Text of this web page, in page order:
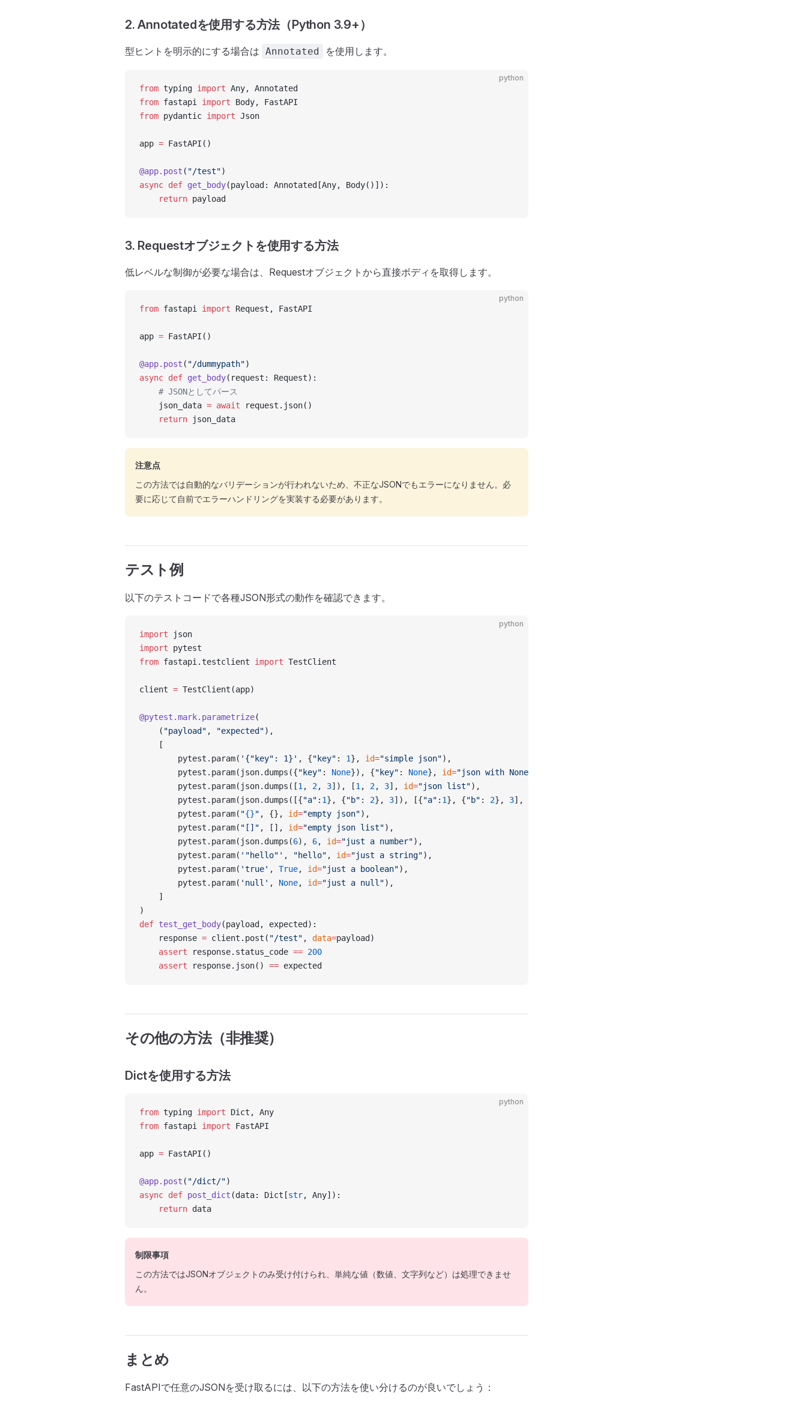
2. Annotatedを使用する方法（Python 3.9+）
型ヒントを明示的にする場合は Annotated を使用します。
python
from typing import Any, Annotated
from fastapi import Body, FastAPI
from pydantic import Json
app = FastAPI()
@app.post ( "/test")
async def get_body(payload: Annotated[Any, Body()]):
    return
payload
3. Requestオブジェクトを使用する方法
低レベルな制御が必要な場合は、Requestオブジェクトから直接ボディを取得します。
python
from fastapi import Request, FastAPI
app = FastAPI()
@app.post ( "/dummypath")
async def get_body(request: Request):
    # JSONとしてパース
    json_data
= await request.json()
    return
json_data
注意点
この方法では自動的なバリデーションが行われないため、不正なJSONでもエラーになりません。必
要に応じて自前でエラーハンドリングを実装する必要があります。
テスト例
以下のテストコードで各種JSON形式の動作を確認できます。
python
import json
import pytest
from fastapi.testclient import TestClient
client = TestClient(app)
@pytest.mark.parametrize(
    (
"payload" , "expected"),
    [
        pytest.param(
'{"key": 1}' , {"key" : 1}, id="simple json"),
        pytest.param(json.dumps({
"key" : None}), {"key" : None}, id="json with None"
        pytest.param(json.dumps([
1 , 2, 3]), [1 , 2, 3], id="json list"),
        pytest.param(json.dumps([{
"a" : 1}, {"b" : 2}, 3]), [{"a" : 1}, {"b" : 2}, 3],
        pytest.param(
"{}" , {}, id="empty json"),
        pytest.param(
"[]" , [], id="empty json list"),
        pytest.param(json.dumps(
6), 6, id="just a number"),
        pytest.param(
'"hello"' , "hello" , id="just a string"),
        pytest.param(
'true' , True, id="just a boolean"),
        pytest.param(
'null' , None, id="just a null"),
    ]
)
def test_get_body(payload, expected):
    response
= client.post( "/test" , data=payload)
    assert
response.status_code == 200
    assert
response.json() == expected
その他の方法（非推奨）
Dictを使用する方法
python
from typing import Dict, Any
from fastapi import FastAPI
app = FastAPI()
@app.post ( "/dict/")
async def post_dict (data: Dict[str, Any]):
    return
data
制限事項
この方法ではJSONオブジェクトのみ受け付けられ、単純な値（数値、文字列など）は処理できませ
ん。
まとめ
FastAPIで任意のJSONを受け取るには、以下の方法を使い分けるのが良いでしょう：